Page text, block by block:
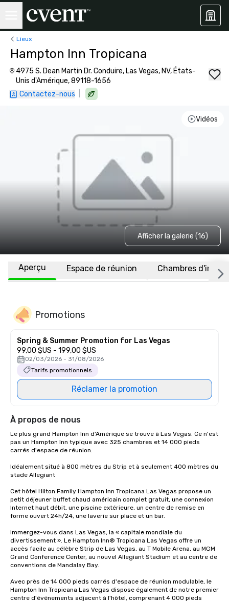
Lieux
Hampton Inn Tropicana
4975 S. Dean Martin Dr. Conduire, Las Vegas, NV, États-
Unis d'Amérique, 89118-1656
Contactez-nous
Vidéos
Afficher la galerie (16)
Aperçu Espace de réunion Chambres
Promotions
Spring & Summer Promotion for Las Vegas
99,00 $US - 199,00 $US
02/03/2026 - 31/08/2026
Tarifs promotionnels
Réclamer la promotion
À propos de nous
Le plus grand Hampton Inn d'Amérique se trouve à Las Vegas. Ce n'est
pas un Hampton Inn typique avec 325 chambres et 14 000 pieds
carrés d'espace de réunion.
Idéalement situé à 800 mètres du Strip et à seulement 400 mètres du
stade Allegiant
Cet hôtel Hilton Family Hampton Inn Tropicana Las Vegas propose un
petit déjeuner buffet chaud américain complet gratuit, une connexion
Internet haut débit, une piscine extérieure, un centre de remise en
forme ouvert 24h/24, une laverie sur place et un bar.
Immergez-vous dans Las Vegas, la « capitale mondiale du
divertissement ». Le Hampton Inn® Tropicana Las Vegas offre un
accès facile au célèbre Strip de Las Vegas, au T Mobile Arena, au MGM
Grand Conference Center, au nouvel Allegiant Stadium et au centre de
conventions de Mandalay Bay.
Avec près de 14 000 pieds carrés d'espace de réunion modulable, le
Hampton Inn Tropicana Las Vegas dispose également de notre premier
centre d'événements adjacent à l'hôtel, comprenant 4 000 pieds